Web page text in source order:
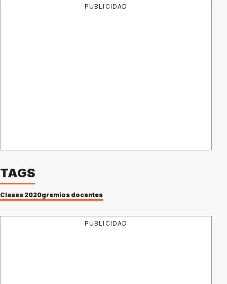
PUBLICIDAD
TAGS
Clases 2020gremios docentes
PUBLICIDAD